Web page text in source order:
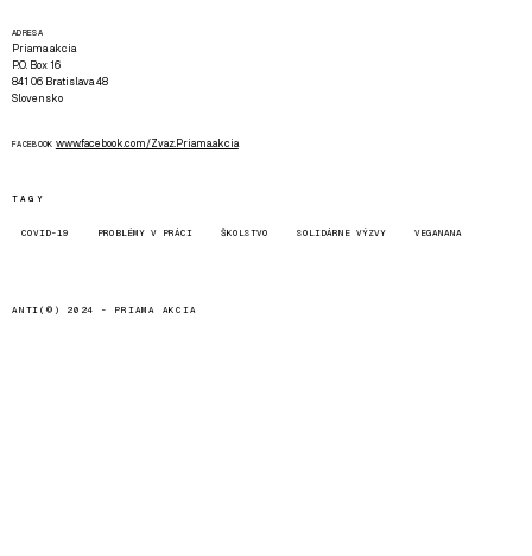
ADRESA
Priama akcia
P.O. Box 16
841 06 Bratislava 48
Slovensko
FACEBOOK www.facebook.com/Zvaz.Priama.akcia
TAGY
COVID-19 PROBLÉMY V PRÁCI ŠKOLSTVO SOLIDÁRNE VÝZVY VEGANANA
ANTI(©) 2024 - PRIAMA AKCIA